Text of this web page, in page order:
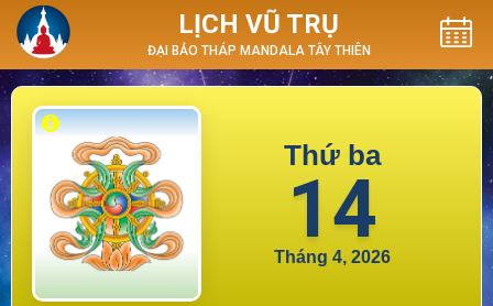
LỊCH VŨ TRỤ
ĐẠI BẢO THÁP MANDALA TÂY THIÊN
Thứ ba
14
Tháng 4, 2026